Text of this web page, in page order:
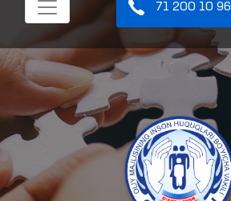
71 200 10 96